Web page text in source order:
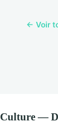
← Voir
Culture —